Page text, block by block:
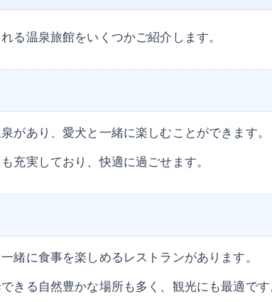
る温泉旅館をいくつかご紹介します。
があり、愛犬と一緒に楽しむことができます。
充実しており、快適に過ごせます。
緒に食事を楽しめるレストランがあります。
きる自然豊かな場所も多く、観光にも最適で